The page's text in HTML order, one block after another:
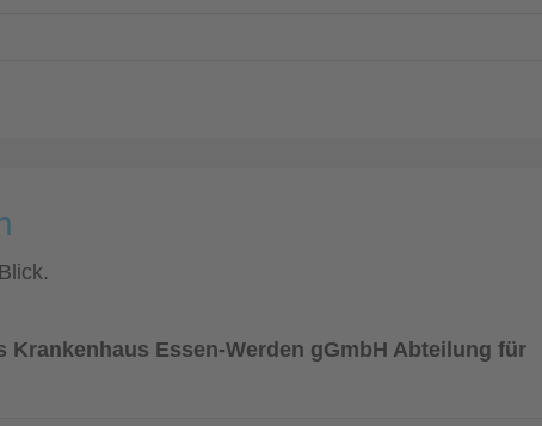
Essen-Werden gGmbH Abteilung für